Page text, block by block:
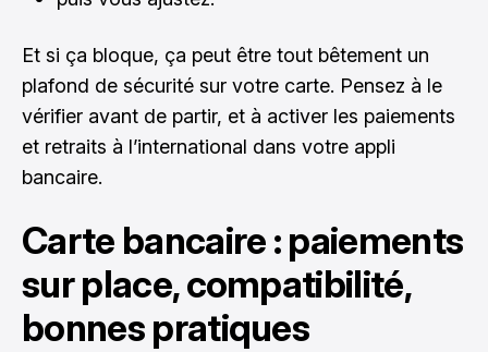
Et si ça bloque, ça peut être tout bêtement un
plafond de sécurité sur votre carte. Pensez à le
vérifier avant de partir, et à activer les paiements
et retraits à l’international dans votre appli
bancaire.
Carte bancaire : paiements
sur place, compatibilité,
bonnes pratiques